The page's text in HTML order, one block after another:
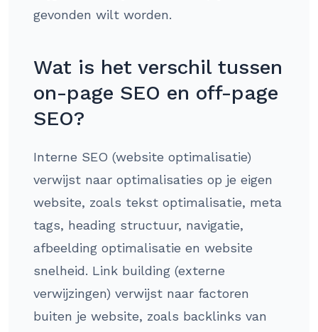
gevonden wilt worden.
Wat is het verschil tussen
on-page SEO en off-page
SEO?
Interne SEO (website optimalisatie)
verwijst naar optimalisaties op je eigen
website, zoals tekst optimalisatie, meta
tags, heading structuur, navigatie,
afbeelding optimalisatie en website
snelheid. Link building (externe
verwijzingen) verwijst naar factoren
buiten je website, zoals backlinks van